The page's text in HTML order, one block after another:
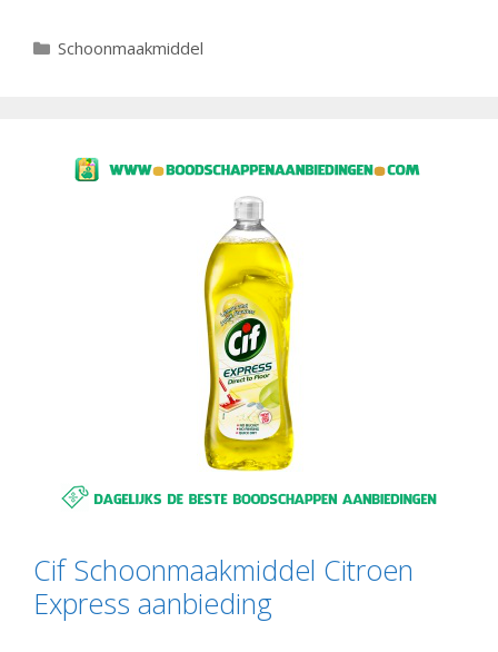
Categorieën
Schoonmaakmiddel
Cif Schoonmaakmiddel Citroen
Express aanbieding